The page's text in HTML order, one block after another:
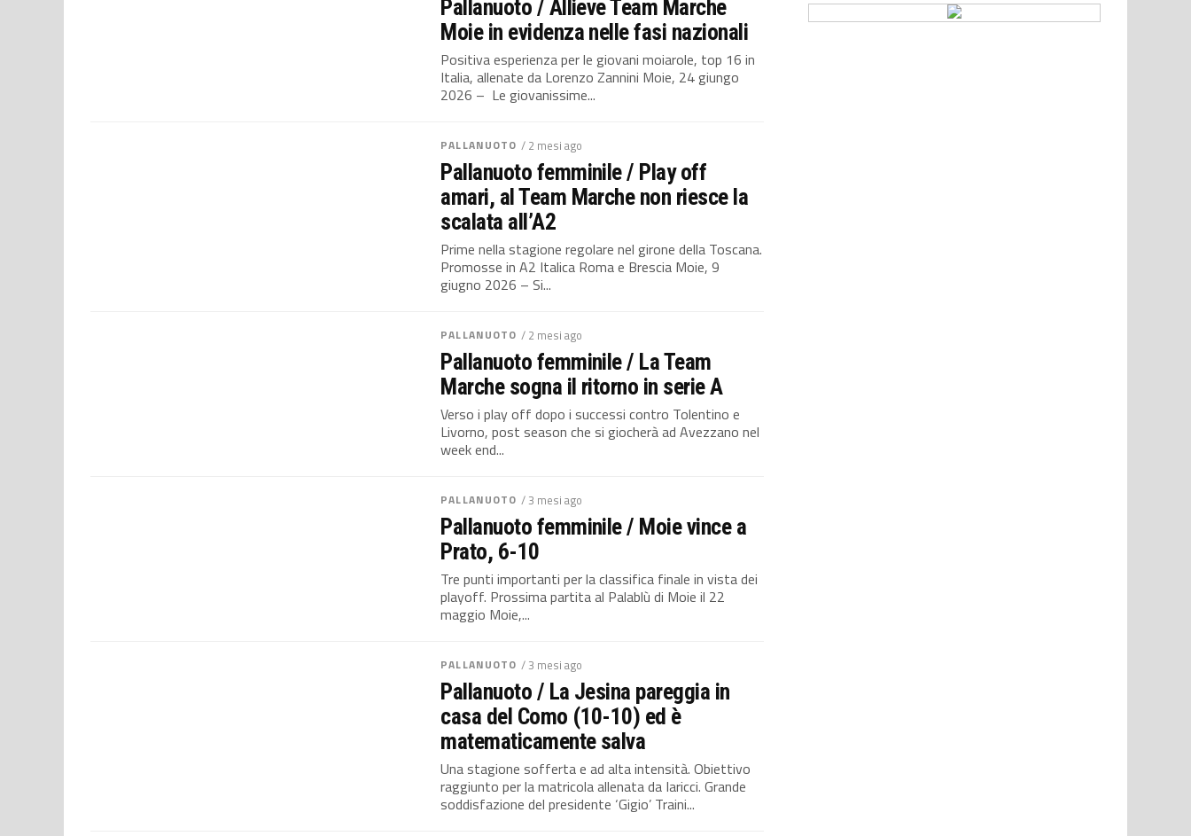
Pallanuoto / Allieve Team Marche
Moie in evidenza nelle fasi nazionali
Positiva esperienza per le giovani moiarole, top 16 in
Italia, allenate da Lorenzo Zannini Moie, 24 giungo
2026 – Le giovanissime...
PALLANUOTO / 2 mesi ago
Pallanuoto femminile / Play off
amari, al Team Marche non riesce la
scalata all’A2
Prime nella stagione regolare nel girone della Toscana.
Promosse in A2 Italica Roma e Brescia Moie, 9
giugno 2026 – Si...
PALLANUOTO / 2 mesi ago
Pallanuoto femminile / La Team
Marche sogna il ritorno in serie A
Verso i play off dopo i successi contro Tolentino e
Livorno, post season che si giocherà ad Avezzano nel
week end...
PALLANUOTO / 3 mesi ago
Pallanuoto femminile / Moie vince a
Prato, 6-10
Tre punti importanti per la classifica finale in vista dei
playoff. Prossima partita al Palablù di Moie il 22
maggio Moie,...
PALLANUOTO / 3 mesi ago
Pallanuoto / La Jesina pareggia in
casa del Como (10-10) ed è
matematicamente salva
Una stagione sofferta e ad alta intensità. Obiettivo
raggiunto per la matricola allenata da Iaricci. Grande
soddisfazione del presidente ‘Gigio’ Traini...